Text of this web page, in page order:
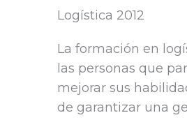
Logística 2012
La formación en
las personas que
mejorar sus
de garantizar una